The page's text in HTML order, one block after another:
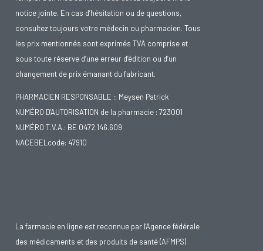
notice jointe. En cas d’hésitation ou de questions,
consultez toujours votre médecin ou pharmacien. Tous
les prix mentionnés sont exprimés TVA comprise et
sous toute réserve d’une erreur d’édition ou d’un
changement de prix émanant du fabricant.
PHARMACIEN RESPONSABLE :: Meysen Patrick
NUMÉRO D'AUTORISATION de la pharmacie : 723001
NUMÉRO T.V.A.: BE 0472.146.609
NACEBELcode: 47910
La farmacie en ligne est reconnue par l'Agence fédérale
des médicaments et des produits de santé (AFMPS)